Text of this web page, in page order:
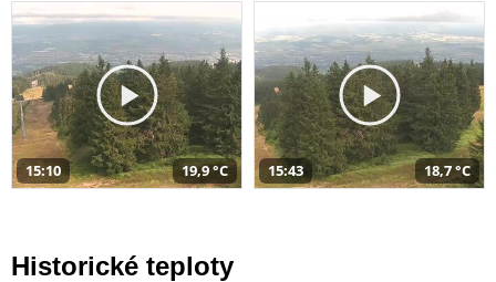
15:10 19,9 °C 15:43 18,7 °C
Historické teploty